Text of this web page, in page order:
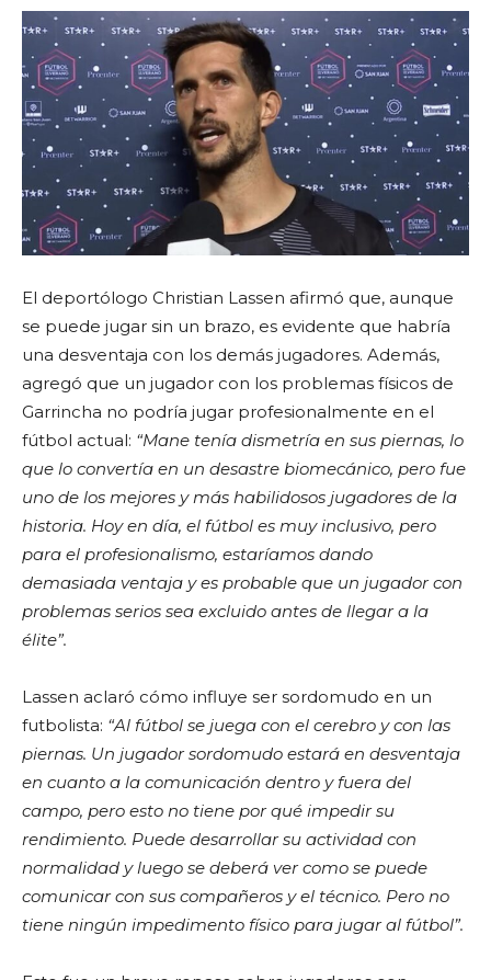
El deportólogo Christian Lassen afirmó que, aunque
se puede jugar sin un brazo, es evidente que habría
una desventaja con los demás jugadores. Además,
agregó que un jugador con los problemas físicos de
Garrincha no podría jugar profesionalmente en el
fútbol actual: “Mane tenía dismetría en sus piernas, lo
que lo convertía en un desastre biomecánico, pero fue
uno de los mejores y más habilidosos jugadores de la
historia. Hoy en día, el fútbol es muy inclusivo, pero
para el profesionalismo, estaríamos dando
demasiada ventaja y es probable que un jugador con
problemas serios sea excluido antes de llegar a la
élite”.
Lassen aclaró cómo influye ser sordomudo en un
futbolista: “Al fútbol se juega con el cerebro y con las
piernas. Un jugador sordomudo estará en desventaja
en cuanto a la comunicación dentro y fuera del
campo, pero esto no tiene por qué impedir su
rendimiento. Puede desarrollar su actividad con
normalidad y luego se deberá ver como se puede
comunicar con sus compañeros y el técnico. Pero no
tiene ningún impedimento físico para jugar al fútbol”.